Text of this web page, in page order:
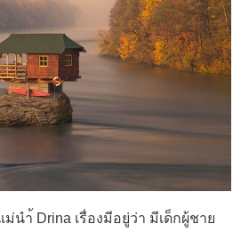
นำ้ Drina เรื่องมีอยู่ว่า มีเด็กผู้ชาย